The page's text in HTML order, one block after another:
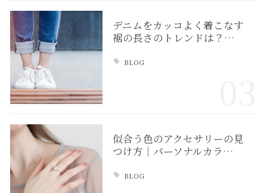
デニムをカッコよく着こなす
裾の長さのトレンドは？…
BLOG
似合う色のアクセサリーの見
つけ方｜パーソナルカラ…
BLOG